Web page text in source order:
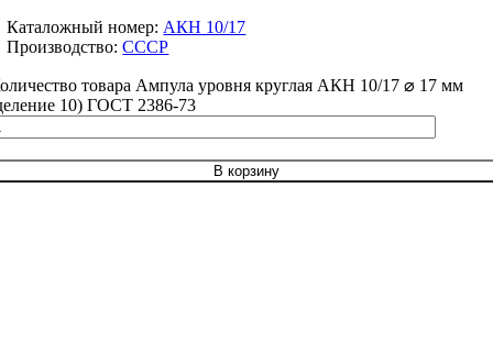
Каталожный номер: АКН 10/17
Производство:СССР
товара Ампула уровня круглая АКН 10/17 ⌀ 17 мм
10) ГОСТ 2386-73
В корзину